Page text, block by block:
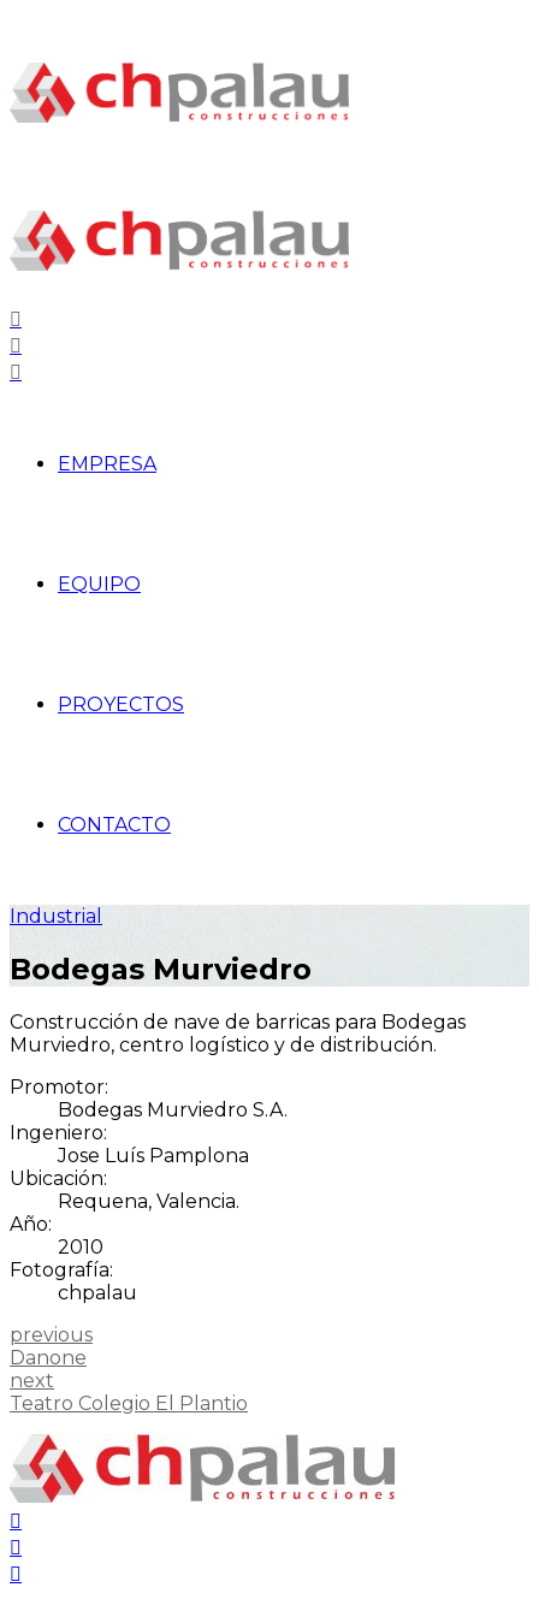
EMPRESA
EQUIPO
PROYECTOS
CONTACTO
Industrial
Bodegas Murviedro
Construcción de nave de barricas para Bodegas
Murviedro, centro logístico y de distribución.
Promotor:
Bodegas Murviedro S.A.
Ingeniero:
Jose Luís Pamplona
Ubicación:
Requena, Valencia.
Año:
2010
Fotografía:
chpalau
previous
Danone
next
Teatro Colegio El Plantio